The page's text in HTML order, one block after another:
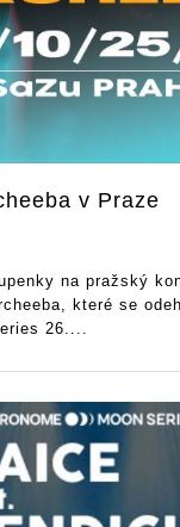
v Praze
na pražský
které se
26....